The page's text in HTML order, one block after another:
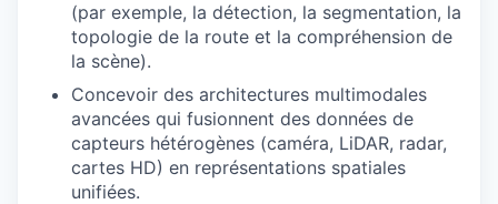
(par exemple, la détection, la segmentation, la
topologie de la route et la compréhension de
la scène).
Concevoir des architectures multimodales
avancées qui fusionnent des données de
capteurs hétérogènes (caméra, LiDAR, radar,
cartes HD) en représentations spatiales
unifiées.